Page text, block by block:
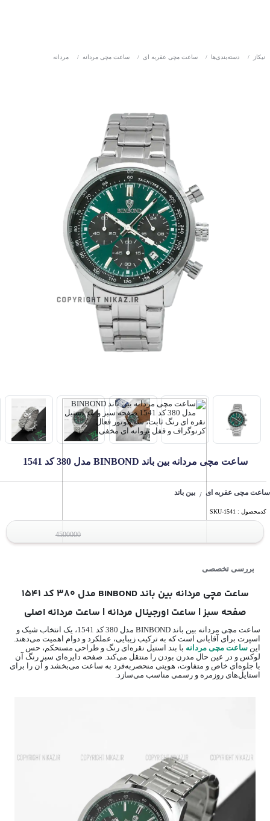
نیکاز / دسته‌بندی‌ها / ساعت مچی عقربه ای / ساعت مچی مردانه / مردانه
ساعت مچی مردانه بین باند BINBOND مدل 380 کد 1541
ساعت مچی عقربه ای / بین باند
کدمحصول : SKU-1541
4500000
بررسی تخصصی
ساعت مچی مردانه بین باند BINBOND مدل 380 کد 1541
صفحه سبز | ساعت اورجینال مردانه | ساعت مردانه اصلی
ساعت مچی مردانه بین باند BINBOND مدل 380 کد 1541، یک انتخاب شیک و
اسپرت برای آقایانی است که به ترکیب زیبایی، عملکرد و دوام اهمیت می‌دهند.
این ساعت مچی مردانه با بند استیل نقره‌ای رنگ و طراحی مستحکم، حس
لوکس و در عین حال مدرن بودن را منتقل می‌کند. صفحه‌ دایره‌ای سبز رنگ آن
با جلوه‌ای خاص و متفاوت، هویتی منحصر‌به‌فرد به ساعت می‌بخشد و آن را برای
استایل‌های روزمره و رسمی مناسب می‌سازد.